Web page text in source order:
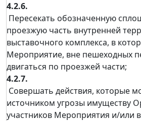
4.2.6.
Пересекать обозначенную
проезжую часть внутренней
выставочного комплекса, в
Мероприятие, вне пешеходных
двигаться по проезжей части;
4.2.7.
Совершать действия, которые
источником угрозы имуществу
участников Мероприятия и/или